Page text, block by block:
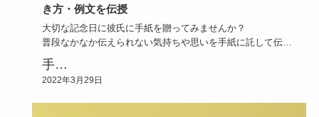
き方・例文を伝授
大切な記念日に彼氏に手紙を贈ってみませんか？
普段なかなか伝えられない気持ちや思いを手紙に託して伝え
ましょう。
手…
2022年3月29日